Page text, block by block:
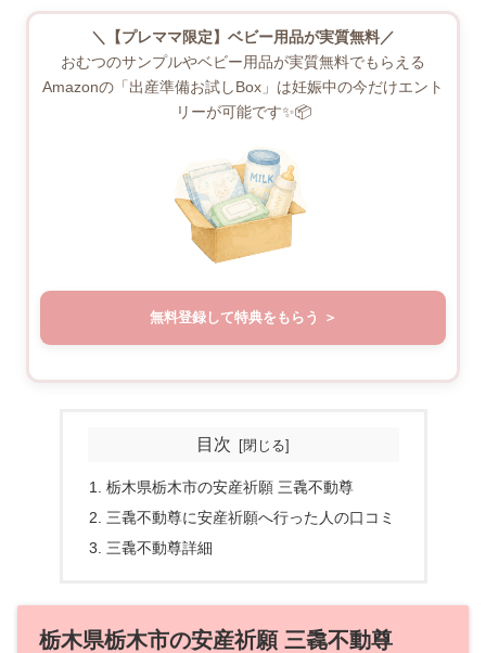
＼【プレママ限定】ベビー用品が実質無料／
おむつのサンプルやベビー用品が実質無料でもらえる
Amazonの「出産準備お試しBox」は妊娠中の今だけエント
リーが可能です✨📦
無料登録して特典をもらう
目次
栃木県栃木市の安産祈願 三毳不動尊
三毳不動尊に安産祈願へ行った人の口コミ
三毳不動尊詳細
栃木県栃木市の安産祈願 三毳不動尊